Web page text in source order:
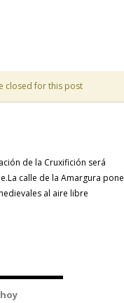
closed for this post
de la Cruxifición será
calle de la Amargura pone
al aire libre